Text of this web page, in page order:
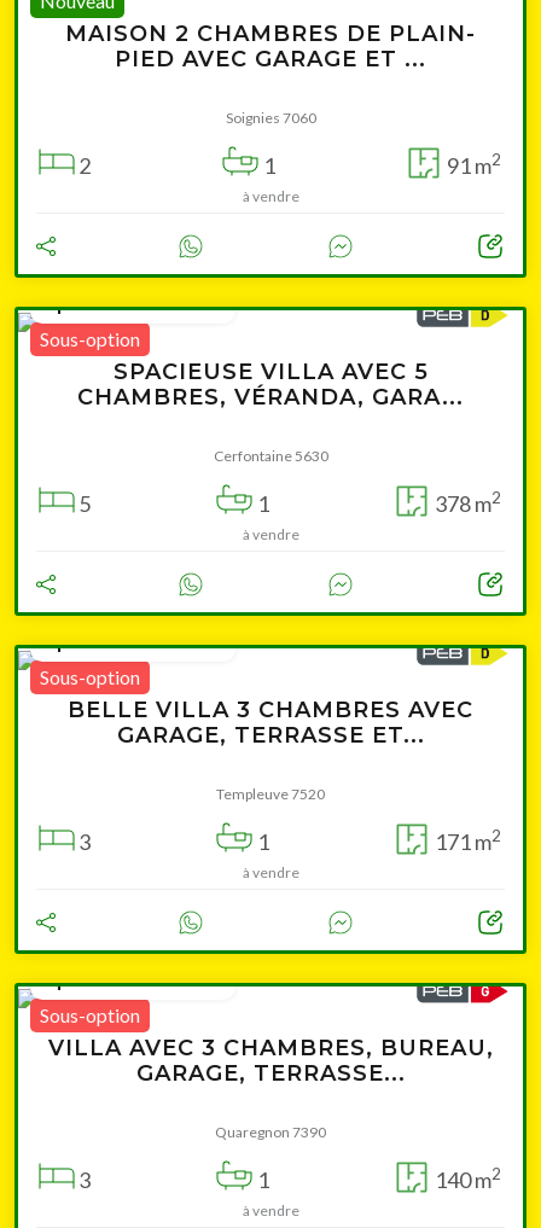
MAISON 2 CHAMBRES DE PLAIN-
PIED AVEC GARAGE ET ...
Soignies 7060
2 1 91 m2
à vendre
Sous-option
à partir de 229 000 €
SPACIEUSE VILLA AVEC 5
CHAMBRES, VÉRANDA, GARA...
Cerfontaine 5630
5 1 378 m2
à vendre
Sous-option
à partir de 239 000 €
BELLE VILLA 3 CHAMBRES AVEC
GARAGE, TERRASSE ET...
Templeuve 7520
3 1 171 m2
à vendre
Sous-option
à partir de 189 000 €
VILLA AVEC 3 CHAMBRES, BUREAU,
GARAGE, TERRASSE...
Quaregnon 7390
3 1 140 m2
à vendre